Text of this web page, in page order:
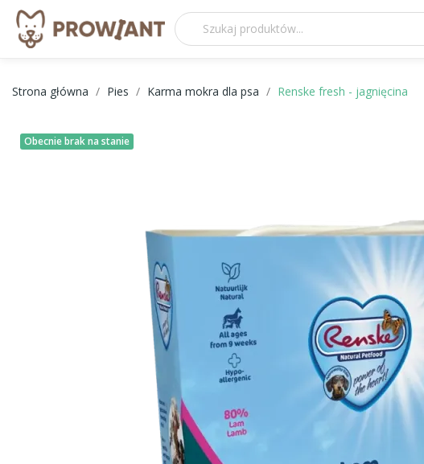
Strona główna Pies Karma mokra dla psa Renske fresh - jagnięcina
Obecnie brak na stanie